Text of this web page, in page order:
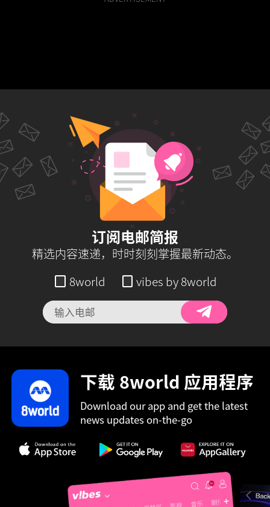
订阅电邮简报
精选内容速递，时时刻刻掌握最新动态。
8world
vibes by 8world
下载 8world 应用程序
Download our app and get the latest
news updates on-the-go